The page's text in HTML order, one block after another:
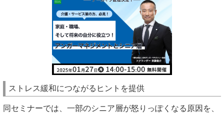
ストレス緩和につながるヒントを提供
同セミナーでは、一部のシニア層が怒りっぽくなる原因を、